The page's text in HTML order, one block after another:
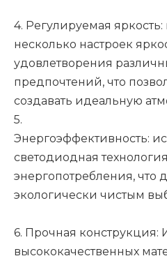
4. Регулируемая яркость:
несколько настроек
удовлетворения
предпочтений, что
создавать идеальную
5.
Энергоэффективность:
светодиодная
энергопотребления, что
экологически чистым
6. Прочная конструкция:
высококачественных